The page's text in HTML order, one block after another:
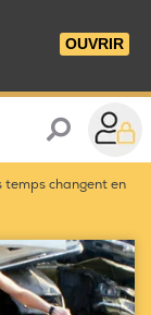
OUVRIR
temps changent en